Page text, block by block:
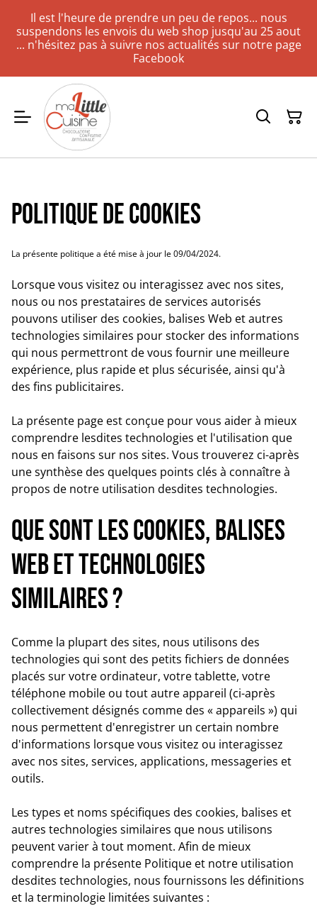
Il est l'heure de prendre un peu de repos... nous
suspendons les envois du web shop jusqu'au 25 aout
... n'hésitez pas à suivre nos actualités sur notre page
Facebook
Politique de cookies
La présente politique a été mise à jour le 09/04/2024.
Lorsque vous visitez ou interagissez avec nos sites,
nous ou nos prestataires de services autorisés
pouvons utiliser des cookies, balises Web et autres
technologies similaires pour stocker des informations
qui nous permettront de vous fournir une meilleure
expérience, plus rapide et plus sécurisée, ainsi qu'à
des fins publicitaires.
La présente page est conçue pour vous aider à mieux
comprendre lesdites technologies et l'utilisation que
nous en faisons sur nos sites. Vous trouverez ci-après
une synthèse des quelques points clés à connaître à
propos de notre utilisation desdites technologies.
Que sont les cookies, balises
Web et technologies
similaires ?
Comme la plupart des sites, nous utilisons des
technologies qui sont des petits fichiers de données
placés sur votre ordinateur, votre tablette, votre
téléphone mobile ou tout autre appareil (ci-après
collectivement désignés comme des « appareils ») qui
nous permettent d'enregistrer un certain nombre
d'informations lorsque vous visitez ou interagissez
avec nos sites, services, applications, messageries et
outils.
Les types et noms spécifiques des cookies, balises et
autres technologies similaires que nous utilisons
peuvent varier à tout moment. Afin de mieux
comprendre la présente Politique et notre utilisation
desdites technologies, nous fournissons les définitions
et la terminologie limitées suivantes :